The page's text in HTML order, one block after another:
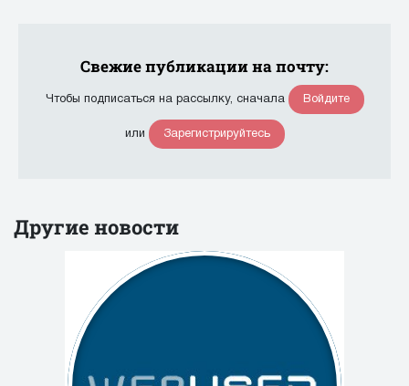
Свежие публикации на почту:
Чтобы подписаться на рассылку, сначала Войдите
или Зарегистрируйтесь
Другие новости